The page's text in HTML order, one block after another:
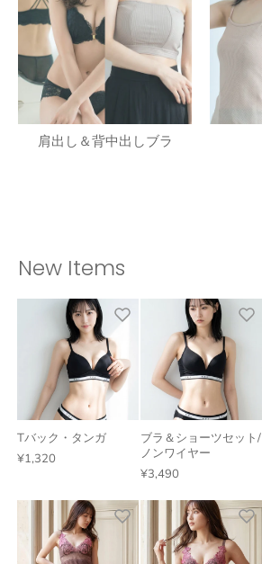
肩出し＆背中出しブラ
New Items
Tバック・タンガ
¥1,320
ブラ＆ショーツセット/
ノンワイヤー
¥3,490